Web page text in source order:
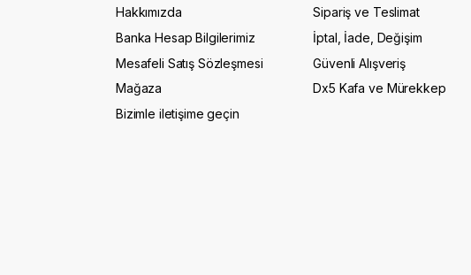
Hakkımızda
Banka Hesap Bilgilerimiz
Mesafeli Satış Sözleşmesi
Mağaza
Bizimle iletişime geçin
Sipariş ve Teslimat
İptal, İade, Değişim
Güvenli Alışveriş
Dx5 Kafa ve Mürekkep